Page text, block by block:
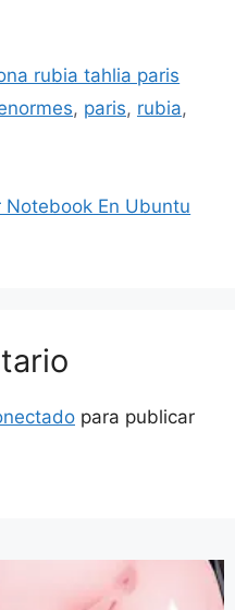
rubia tahlia paris
, paris, rubia,
En Ubuntu
para publicar